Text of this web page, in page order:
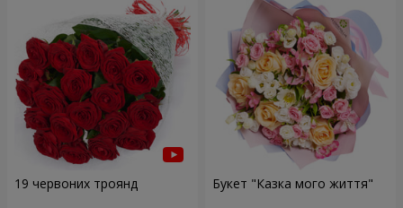
19 червоних троянд Букет "Казка мого життя"